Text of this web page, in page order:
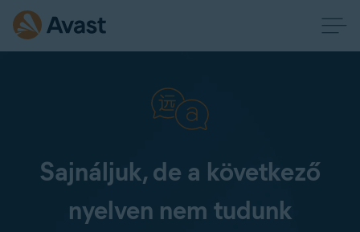
Sajnáljuk, de a következő
nyelven nem tudunk